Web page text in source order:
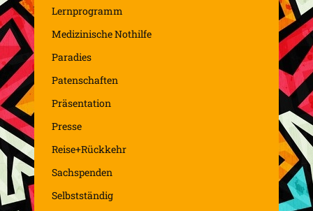
Lernprogramm
Medizinische Nothilfe
Paradies
Patenschaften
Präsentation
Presse
Reise+Rückkehr
Sachspenden
Selbstständig